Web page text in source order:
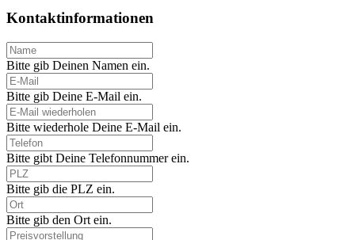
Kontaktinformationen
Bitte gib Deinen Namen ein.
Bitte gib Deine E-Mail ein.
Bitte wiederhole Deine E-Mail ein.
Bitte gibt Deine Telefonnummer ein.
Bitte gib die PLZ ein.
Bitte gib den Ort ein.